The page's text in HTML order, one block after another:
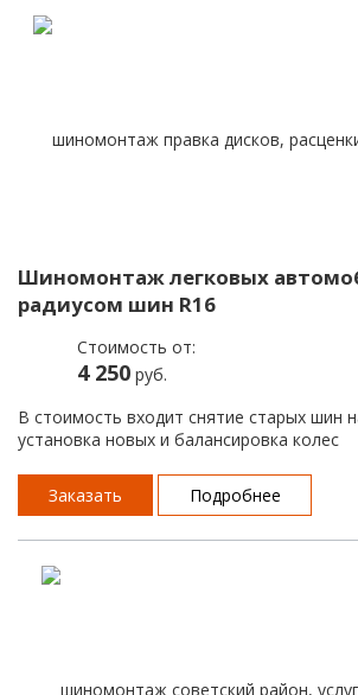
Шиномонтаж легковых
радиусом шин R16
Стоимость от:
4 250 руб.
В стоимость входит снятие старых шин
установка новых и балансировка колес
Заказать Подробнее